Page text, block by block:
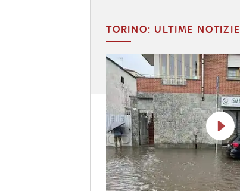
TORINO: ULTIME NOTIZIE